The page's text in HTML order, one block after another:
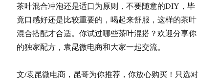
茶叶混合冲泡还是适口为原则，不要随意的DIY，毕
竟口感好还是比较重要的，喝起来舒服，这样的茶叶
混合搭配才合适。你试过哪些茶叶混搭？欢迎分享你
的独家配方，袁昆微电商和大家一起交流。
文/袁昆微电商，昆哥为你推荐，你放心购买！只选对